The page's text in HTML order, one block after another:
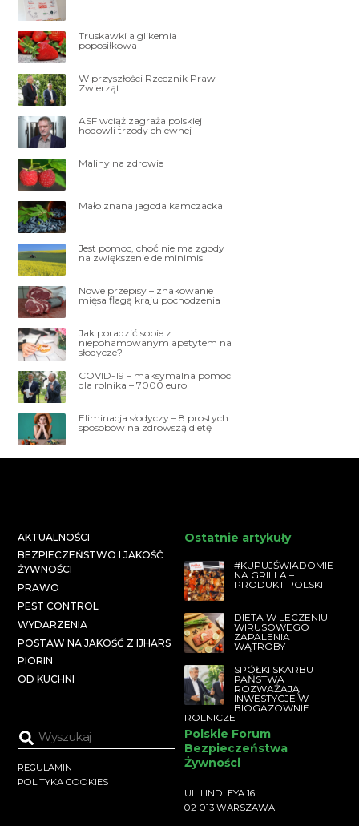
Truskawki a glikemia
poposiłkowa
W przyszłości Rzecznik Praw
Zwierząt
ASF wciąż zagraża polskiej
hodowli trzody chlewnej
Maliny na zdrowie
Mało znana jagoda kamczacka
Jest pomoc, choć nie ma zgody
na zwiększenie de minimis
Nowe przepisy – znakowanie
mięsa flagą kraju pochodzenia
Jak poradzić sobie z
niepohamowanym apetytem na
słodycze?
COVID-19 – maksymalna pomoc
dla rolnika – 7000 euro
Eliminacja słodyczy – 8 prostych
sposobów na zdrowszą dietę
AKTUALNOŚCI
BEZPIECZEŃSTWO I JAKOŚĆ
ŻYWNOŚCI
PRAWO
PEST CONTROL
WYDARZENIA
POSTAW NA JAKOŚĆ Z IJHARS
PIORIN
OD KUCHNI
Ostatnie artykuły
#KUPUJŚWIADOMIE
NA GRILLA –
PRODUKT POLSKI
DIETA W LECZENIU
WIRUSOWEGO
ZAPALENIA
WĄTROBY
SPÓŁKI SKARBU
PAŃSTWA
ROZWAŻAJĄ
INWESTYCJE W
BIOGAZOWNIE
ROLNICZE
REGULAMIN
POLITYKA COOKIES
Polskie Forum
Bezpieczeństwa
Żywności
UL. LINDLEYA 16
02-013 WARSZAWA